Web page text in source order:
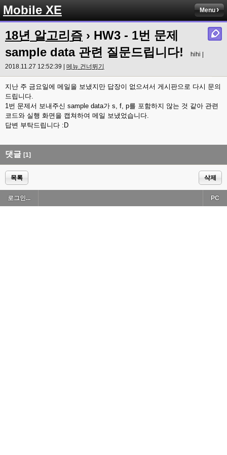
Mobile XE Menu
18년 알고리즘 › HW3 - 1번 문제
sample data 관련 질문드립니다!
hihi |
2018.11.27 12:52:39 | 메뉴 건너뛰기
지난 주 금요일에 메일을 보냈지만 답장이 없으셔서 게시판으로 다시 문의
드립니다.
1번 문제서 보내주신 sample data가 s, f, p를 포함하지 않는 것 같아 관련
코드와 실행 화면을 캡쳐하여 메일 보냈었습니다.
답변 부탁드립니다 :D
댓글 [1]
목록 삭제
로그인... PC